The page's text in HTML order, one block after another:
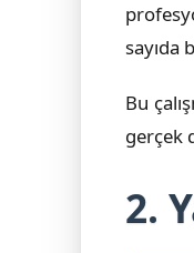
sayıda
Bu
gerçek
2.